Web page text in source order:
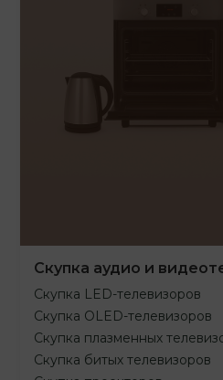
Скупка аудио и
Скупка LED-телевизоров
Скупка OLED-телевизоров
Скупка плазменных
Скупка битых телевизоров